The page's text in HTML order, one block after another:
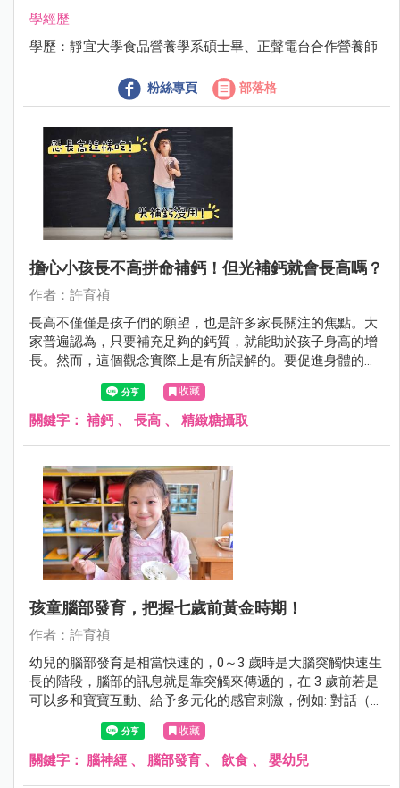
學經歷
學歷：靜宜大學食品營養學系碩士畢、正聲電台合作營養師
粉絲專頁 部落格
擔心小孩長不高拼命補鈣！但光補鈣就會長高嗎？
作者：許育禎
長高不僅僅是孩子們的願望，也是許多家長關注的焦點。大
家普遍認為，只要補充足夠的鈣質，就能助於孩子身高的增
長。然而，這個觀念實際上是有所誤解的。要促進身體的正
常發育和長高，除了鈣質之外，還需要其他多種營養素的共
收藏
關鍵字： 補鈣、 長高 、 精緻糖攝取
孩童腦部發育，把握七歲前黃金時期！
作者：許育禎
幼兒的腦部發育是相當快速的，0～3 歲時是大腦突觸快速生
長的階段，腦部的訊息就是靠突觸來傳遞的，在 3 歲前若是
可以多和寶寶互動、給予多元化的感官刺激，例如: 對話（聽
覺）、觸摸或按摩（觸覺）、帶出門看世界（視覺），這些
行為都可以幫助突觸的建立，有助於腦部的發育。
收藏
關鍵字： 腦神經 、 腦部發育 、 飲食 、 嬰幼兒